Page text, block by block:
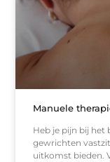
Manuele
Heb je pijn bij het
gewrichten
uitkomst bieden.